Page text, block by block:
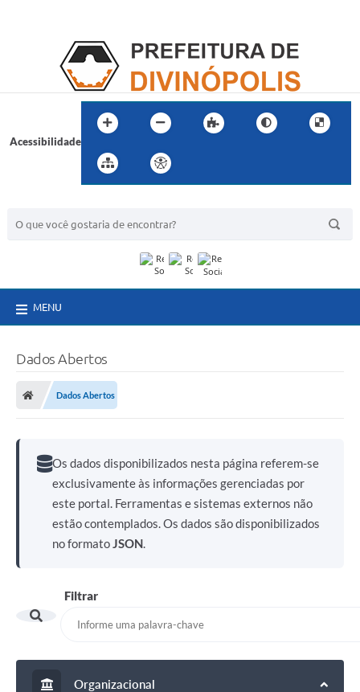
Acessibilidade
MENU
Dados Abertos
Dados Abertos
Os dados disponibilizados nesta página referem-se
exclusivamente às informações gerenciadas por
este portal. Ferramentas e sistemas externos não
estão contemplados. Os dados são disponibilizados
no formatoJSON.
Filtrar
Organizacional